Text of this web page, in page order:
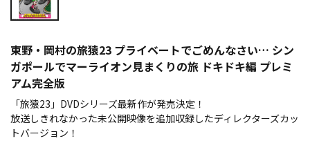
東野・岡村の旅猿23 プライベートでごめんなさい… シン
ガポールでマーライオン見まくりの旅 ドキドキ編 プレミ
アム完全版
「旅猿23」DVDシリーズ最新作が発売決定！
放送しきれなかった未公開映像を追加収録したディレクターズカッ
トバージョン！